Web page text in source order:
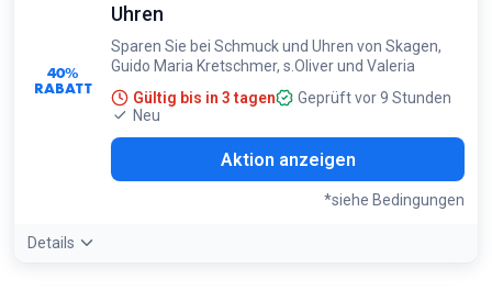
40%
RABATT
Uhren
Sparen Sie bei Schmuck und Uhren von Skagen,
Guido Maria Kretschmer, s.Oliver und Valeria
Gültig bis in 3 tagen
Geprüft vor 9 Stunden
Neu
Aktion anzeigen
*siehe Bedingungen
Details